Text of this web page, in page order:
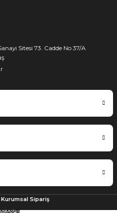
Sitesi 73. Cadde No 37/A
Kurumsal Sipariş